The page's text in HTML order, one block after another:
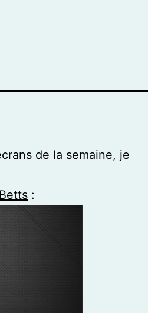
de la semaine, je
: